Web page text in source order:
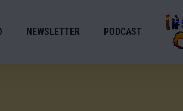
NEWSLETTER PODCAST